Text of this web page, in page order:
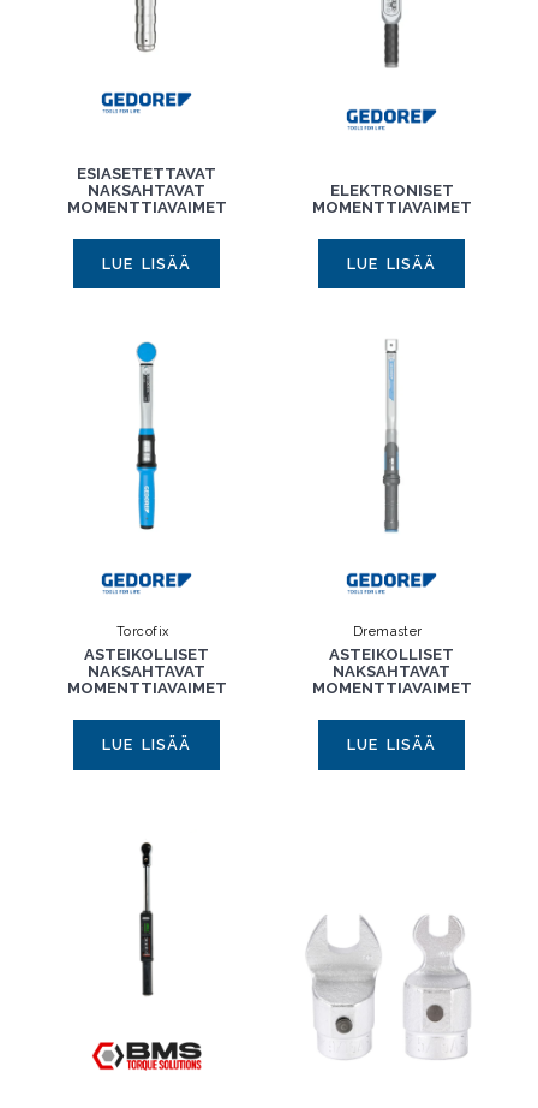
ESIASETETTAVAT
NAKSAHTAVAT
MOMENTTIAVAIMET
LUE LISÄÄ
ELEKTRONISET
MOMENTTIAVAIMET
LUE LISÄÄ
Torcofix
ASTEIKOLLISET
NAKSAHTAVAT
MOMENTTIAVAIMET
LUE LISÄÄ
Dremaster
ASTEIKOLLISET
NAKSAHTAVAT
MOMENTTIAVAIMET
LUE LISÄÄ